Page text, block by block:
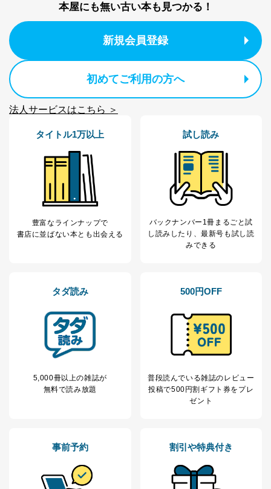
本屋にも無い古い本も見つかる！
新規会員登録
初めてご利用の方へ
法人サービスはこちら ＞
タイトル1万以上
豊富なラインナップで
書店に並ばない本とも出会える
試し読み
バックナンバー1冊まるごと試
し読み したり、最新号も試し読
みできる
タダ読み
5,000冊以上の雑誌が
無料で読み放題
500円OFF
普段読んでいる雑誌のレビュー
投稿で500円割ギフト券をプレ
ゼント
事前予約 割引や特典付き